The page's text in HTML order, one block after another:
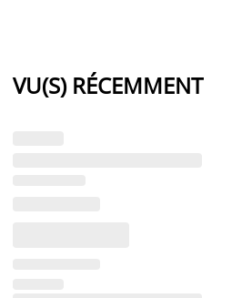
VU(S) RÉCEMMENT